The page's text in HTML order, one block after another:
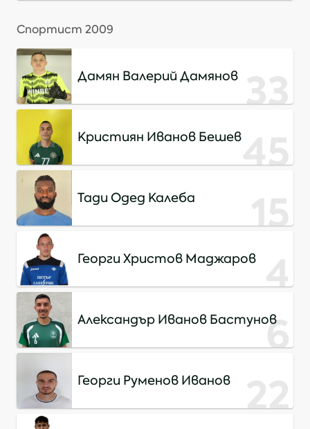
Спортист 2009
Дамян Валерий Дамянов 33
Kристиян Иванов Бешев45
Тади Одед Калеба 15
Георги Христов Маджаров 4
Александър Иванов Бастунов6
Георги Руменов Иванов 22